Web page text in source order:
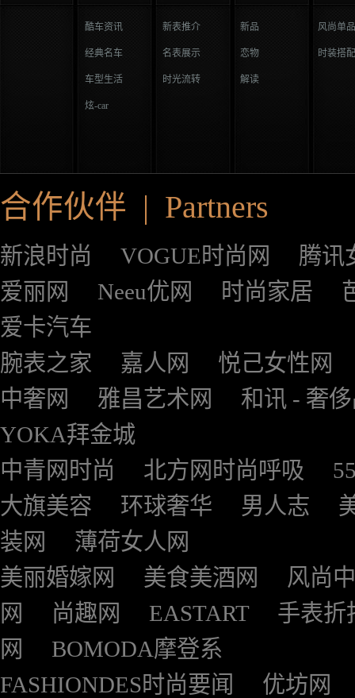
酷车资讯
经典名车
车型生活
炫-car
新表推介
名表展示
时光流转
新品
恋物
解读
风尚单品
时装搭配
合作伙伴 | Partners
新浪时尚 VOGUE时尚网
腾讯
爱丽网
Neeu优网 时尚家居
爱卡汽车
腕表之家
嘉人网
悦己女性网
中奢网
雅昌艺术网
和讯 - 奢
YOKA拜金城
中青网时尚
北方网时尚呼吸
大旗美容
环球奢华 男人志
装网
薄荷女人网
美丽婚嫁网
美食美酒网
风尚
网
尚趣网 EASTART
手表折
网
BOMODA摩登系
FASHIONDES时尚要闻
优坊网